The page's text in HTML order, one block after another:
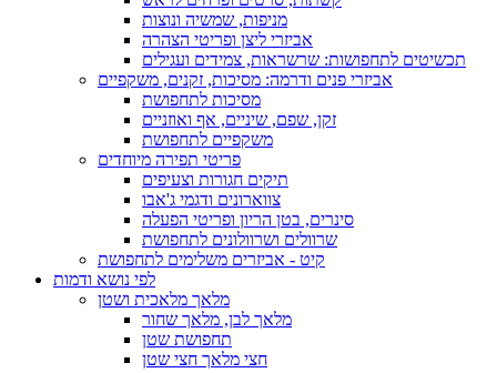
מניפות, שמשיה ונוצות
אביזרי ליצן ופריטי הצהרה
תכשיטים לתחפושות: שרשראות, צמידים ועגילים
אביזרי פנים ודרמה: מסיכות, זקנים, משקפיים
מסיכות לתחפושת
זקן, שפם, שיניים, אף ואוזניים
משקפיים לתחפושת
פריטי תפירה מיוחדים
תיקים חגורות וצעיפים
צווארונים ודגמי ג'אבו
סינרים, בטן הריון ופריטי הפעלה
שרוולים ושרוולונים לתחפושת
קיט - אביזרים משלימים לתחפושת
לפי נושא ודמות
מלאך מלאכית ושטן
מלאך לבן, מלאך שחור
תחפושת שטן
חצי מלאך חצי שטן